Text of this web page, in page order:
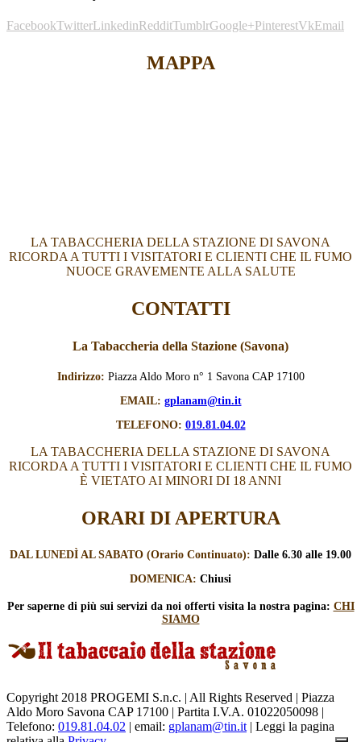
FacebookTwitterLinkedinRedditTumblrGoogle+PinterestVkEmail
MAPPA
LA TABACCHERIA DELLA STAZIONE DI SAVONA
RICORDA A TUTTI I VISITATORI E CLIENTI CHE IL FUMO
NUOCE GRAVEMENTE ALLA SALUTE
CONTATTI
La Tabaccheria della Stazione (Savona)
Indirizzo: Piazza Aldo Moro n° 1 Savona CAP 17100
EMAIL: gplanam@tin.it
TELEFONO: 019.81.04.02
LA TABACCHERIA DELLA STAZIONE DI SAVONA
RICORDA A TUTTI I VISITATORI E CLIENTI CHE IL FUMO
È VIETATO AI MINORI DI 18 ANNI
ORARI DI APERTURA
DAL LUNEDÌ AL SABATO (Orario Continuato): Dalle 6.30 alle 19.00
DOMENICA: Chiusi
Per saperne di più sui servizi da noi offerti visita la nostra pagina: CHI
SIAMO
Copyright 2018 PROGEMI S.n.c. | All Rights Reserved | Piazza
Aldo Moro Savona CAP 17100 | Partita I.V.A. 01022050098 |
Telefono: 019.81.04.02 | email: gplanam@tin.it | Leggi la pagina